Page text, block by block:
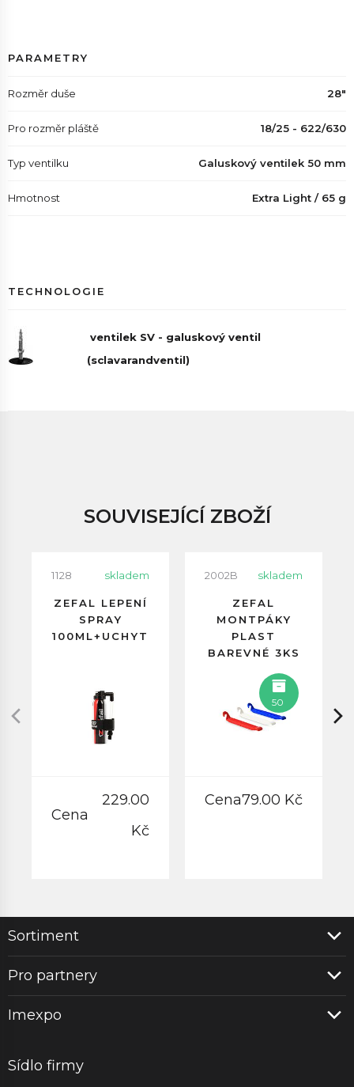
PARAMETRY
Rozměr duše 28"
Pro rozměr pláště 18/25 - 622/630
Typ ventilku Galuskový ventilek 50 mm
Hmotnost Extra Light / 65 g
TECHNOLOGIE
ventilek SV - galuskový ventil
(sclavarandventil)
SOUVISEJÍCÍ ZBOŽÍ
1128 skladem
ZEFAL LEPENÍ
SPRAY
100ML+UCHYT
Cena
229.00
Kč
2002B skladem
ZEFAL
MONTPÁKY
PLAST
BAREVNÉ 3KS
50
Cena79.00 Kč
Sortiment
Pro partnery
Imexpo
Sídlo firmy